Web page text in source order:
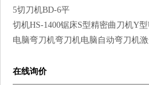
5切刀机BD-6平
切机HS-1400锯床S型精密曲刀机Y
电脑弯刀机弯刀机电脑自动弯刀机
在线询价